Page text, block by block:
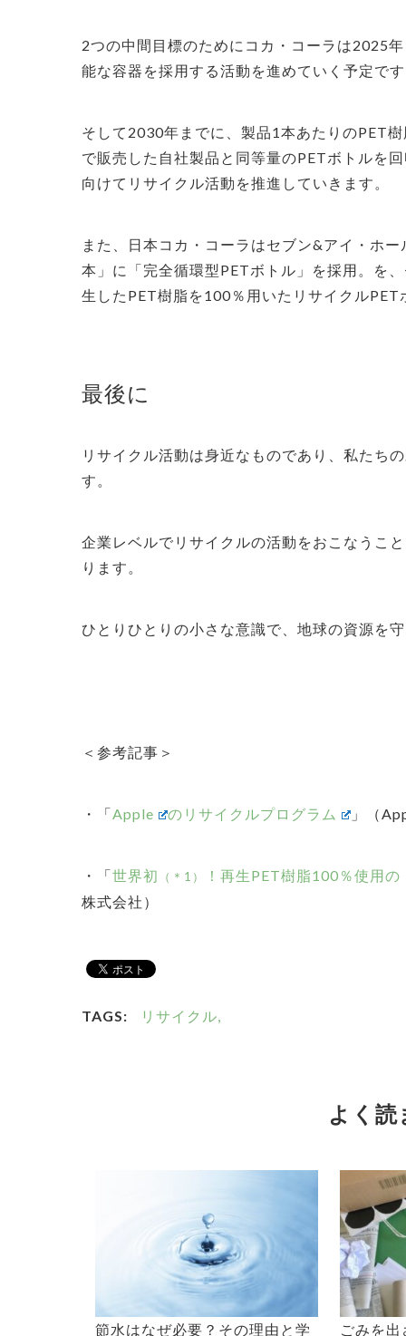
2つの中間目標のためにコカ・コーラは2025
能な容器を採用する活動を進めていく予定で
そして2030年までに、製品1本あたりのPET
で販売した自社製品と同等量のPETボトルを
向けてリサイクル活動を推進していきます。
また、日本コカ・コーラはセブン&アイ・ホ
本」に「完全循環型PETボトル」を採用。を
生したPET樹脂を100％用いたリサイクル
最後に
リサイクル活動は身近なものであり、私たち
す。
企業レベルでリサイクルの活動をおこなうこ
ります。
ひとりひとりの小さな意識で、地球の資源を
＜参考記事＞
・「Apple のリサイクルプログラム 」（
・「世界初 （＊1）
！再生PET樹脂100％使用
株式会社）
TAGS: リサイクル,
よく読
節水はなぜ必要？その理由と学 ごみを